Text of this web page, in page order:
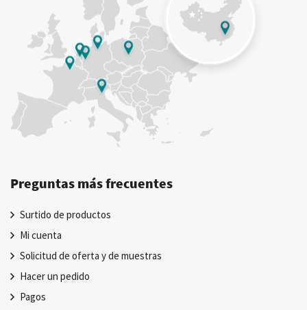
Preguntas más frecuentes
Surtido de productos
Mi cuenta
Solicitud de oferta y de muestras
Hacer un pedido
Pagos